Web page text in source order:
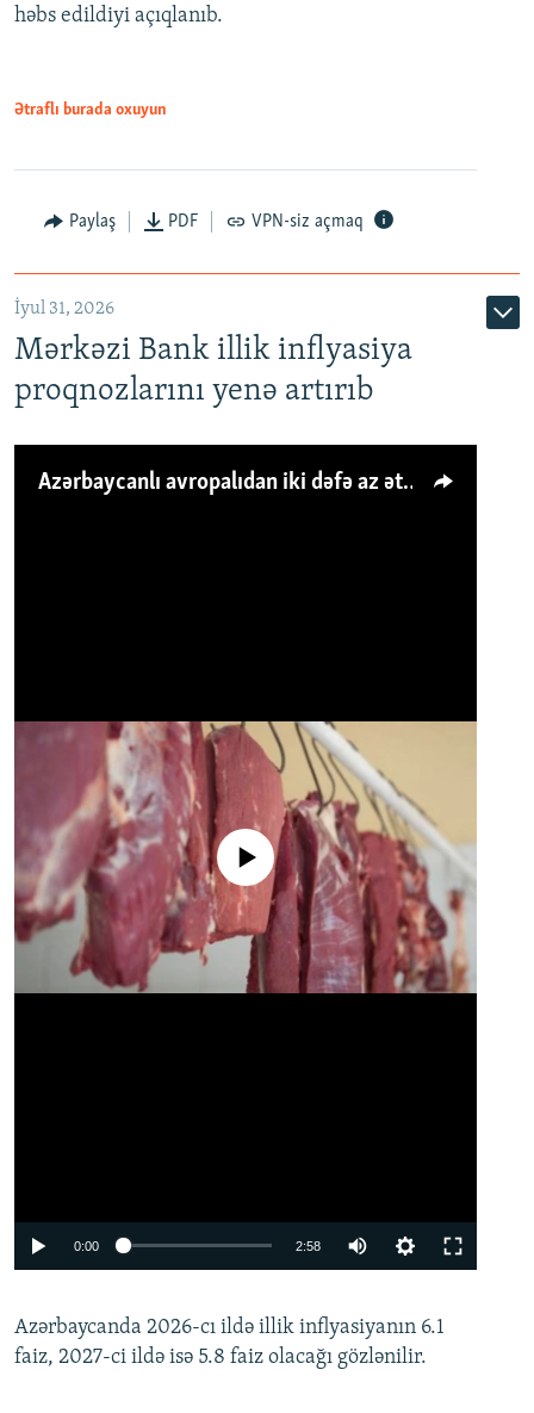
həbs edildiyi açıqlanıb.
Ətraflı burada oxuyun
Paylaş PDF VPN-siz açmaq
İyul 31, 2026
Mərkəzi Bank illik inflyasiya
proqnozlarını yenə artırıb
Azərbaycanlı avropalıdan iki dəfə az ət yeyir, amma... 'Qiymət artımı qaçılmazdır'
No media source currently available
0:00 2:58
360p
480p
Azərbaycanda 2026-cı ildə illik inflyasiyanın 6.1
faiz, 2027-ci ildə isə 5.8 faiz olacağı gözlənilir.